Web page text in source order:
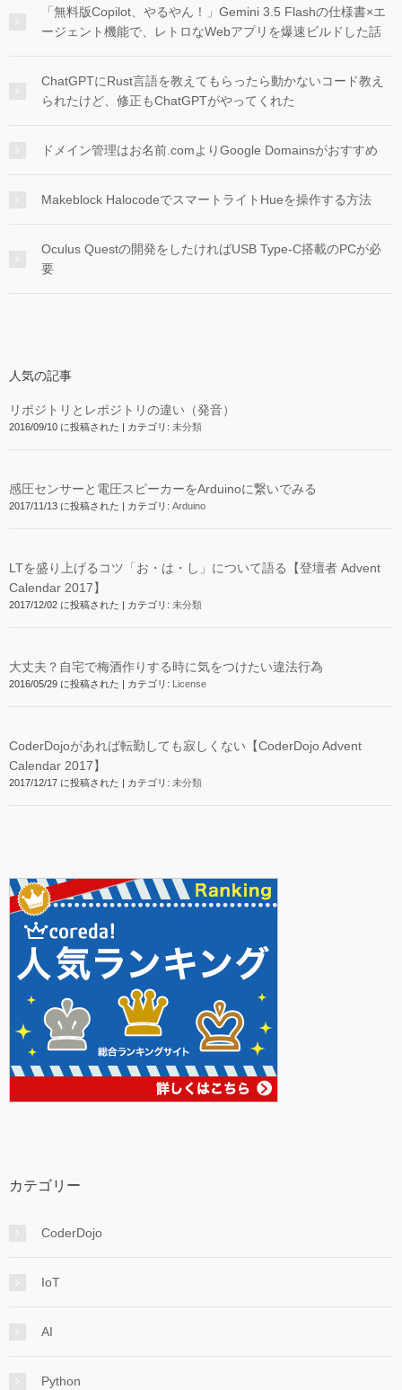
「無料版Copilot、やるやん！」Gemini 3.5 Flashの仕様書×エ
ージェント機能で、レトロなWebアプリを爆速ビルドした話
ChatGPTにRust言語を教えてもらったら動かないコード教え
られたけど、修正もChatGPTがやってくれた
ドメイン管理はお名前.comよりGoogle Domainsがおすすめ
Makeblock HalocodeでスマートライトHueを操作する方法
Oculus Questの開発をしたければUSB Type-C搭載のPCが必
要
人気の記事
リポジトリとレポジトリの違い（発音）
2016/09/10 に投稿された | カテゴリ: 未分類
感圧センサーと電圧スピーカーをArduinoに繋いでみる
2017/11/13 に投稿された | カテゴリ: Arduino
LTを盛り上げるコツ「お・は・し」について語る【登壇者 Advent
Calendar 2017】
2017/12/02 に投稿された | カテゴリ: 未分類
大丈夫？自宅で梅酒作りする時に気をつけたい違法行為
2016/05/29 に投稿された | カテゴリ: License
CoderDojoがあれば転勤しても寂しくない【CoderDojo Advent
Calendar 2017】
2017/12/17 に投稿された | カテゴリ: 未分類
カテゴリー
CoderDojo
IoT
AI
Python